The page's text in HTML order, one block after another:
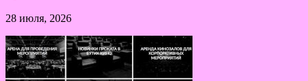
28 июля, 2026